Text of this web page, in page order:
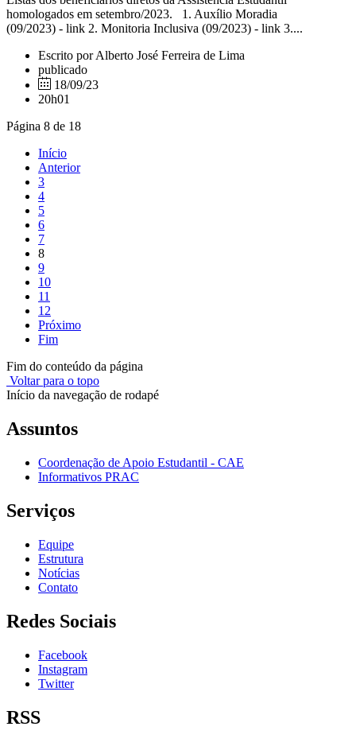
homologados em setembro/2023. 1. Auxílio Moradia
(09/2023) - link 2. Monitoria Inclusiva (09/2023) - link 3....
Escrito por Alberto José Ferreira de Lima
publicado
18/09/23
20h01
Página 8 de 18
Início
Anterior
3
4
5
6
7
8
9
10
11
12
Próximo
Fim
Fim do conteúdo da página
Voltar para o topo
Início da navegação de rodapé
Assuntos
Coordenação de Apoio Estudantil - CAE
Informativos PRAC
Serviços
Equipe
Estrutura
Notícias
Contato
Redes Sociais
Facebook
Instagram
Twitter
RSS